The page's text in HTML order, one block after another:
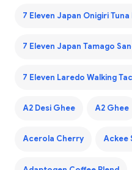
7 Eleven Japan Onigiri Tuna
7 Eleven Japan Tamago
7 Eleven Laredo Walking
A2 Desi Ghee A2 Ghee
Acerola Cherry Ackee